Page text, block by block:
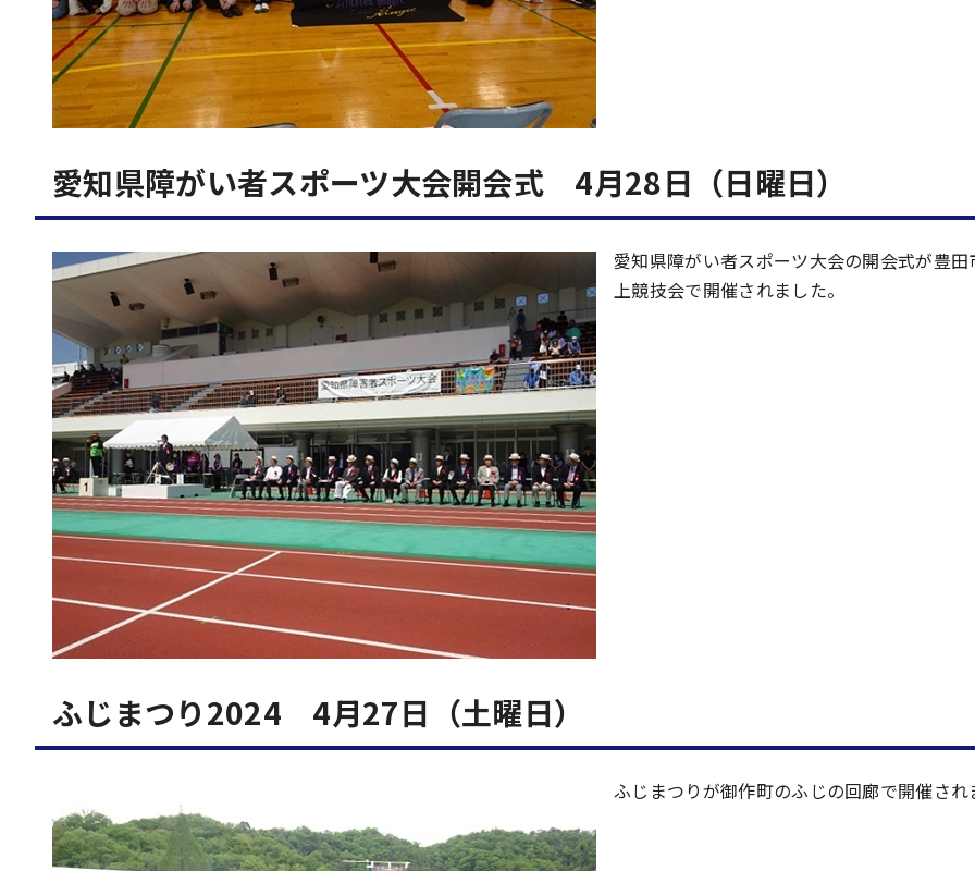
愛知県障がい者スポーツ大会開会式 4月28日（日曜日）
愛知県障がい者スポーツ大会の開会式が豊
上競技会で開催されました。
ふじまつり2024 4月27日（土曜日）
ふじまつりが御作町のふじの回廊で開催され